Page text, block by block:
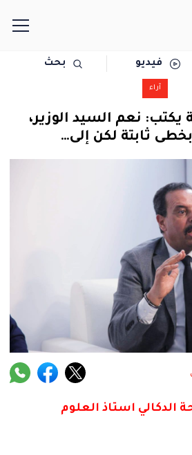
فيديو بحث
آراء
يكتب: نعم السيد الوزير،
ثابتة لكن إلى…
الدكالي استاذ العلوم